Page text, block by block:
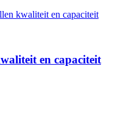
en capaciteit